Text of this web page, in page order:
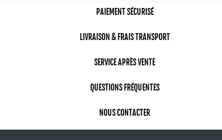
pour vos employés
pratique et confortable pour vos employés en
une grande liberté de mouvement. De plus, elle
peut être portée sur un pull ou une chemise pour
ajouter une couche supplémentaire de chaleur.
PAIEMENT SÉCURISÉ
LIVRAISON & FRAIS TRANSPORT
SERVICE APRÈS VENTE
QUESTIONS FRÉQUENTES
NOUS CONTACTER